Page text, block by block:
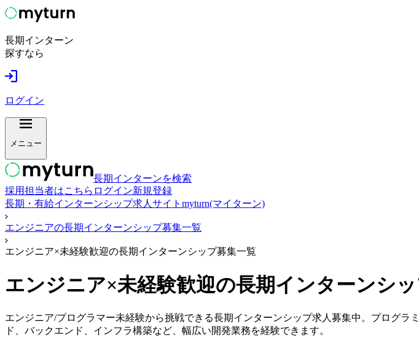
長期インターン
探すなら
ログイン
メニュー
長期インターンを検索
採用担当者はこちら ログイン新規登録
長期・有給インターンシップ求人サイトmyturn(マイターン)
エンジニアの長期インターンシップ募集一覧
エンジニア×未経験歓迎の長期インターンシップ募集一覧
エンジニア×未経験歓迎の長期インターンシ
エンジニア/プログラマー未経験から挑戦できる長期インターンシップ求人募集中。プログ
ド、バックエンド、インフラ構築など、幅広い開発業務を経験できます。